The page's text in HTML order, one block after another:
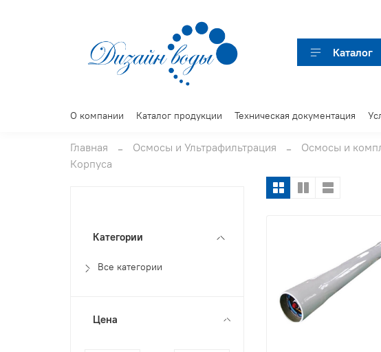
Каталог
О компании Каталог продукции Техническая документация
Главная Осмосы и Ультрафильтрация Осмосы и
Корпуса
Категории
Все категории
Цена